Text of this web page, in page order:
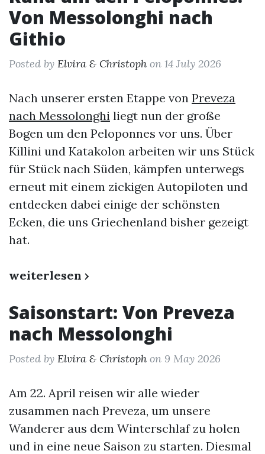
Von Messolonghi nach
Githio
Posted by Elvira & Christoph on 14 July 2026
Nach unserer ersten Etappe von Preveza
nach Messolonghi liegt nun der große
Bogen um den Peloponnes vor uns. Über
Killini und Katakolon arbeiten wir uns Stück
für Stück nach Süden, kämpfen unterwegs
erneut mit einem zickigen Autopiloten und
entdecken dabei einige der schönsten
Ecken, die uns Griechenland bisher gezeigt
hat.
weiterlesen ›
Saisonstart: Von Preveza
nach Messolonghi
Posted by Elvira & Christoph on 9 May 2026
Am 22. April reisen wir alle wieder
zusammen nach Preveza, um unsere
Wanderer aus dem Winterschlaf zu holen
und in eine neue Saison zu starten. Diesmal